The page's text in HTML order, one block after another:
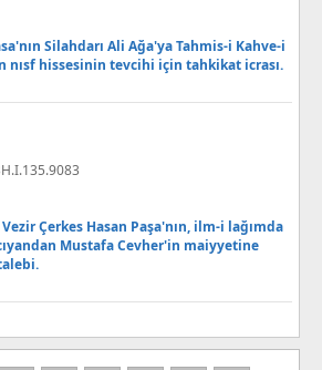
Silahdarı Ali Ağa'ya Tahmis-i Kahve-i
nısf hissesinin tevcihi için tahkikat icrası.
Çerkes Hasan Paşa'nın, ilm-i lağımda
Mustafa Cevher'in maiyyetine